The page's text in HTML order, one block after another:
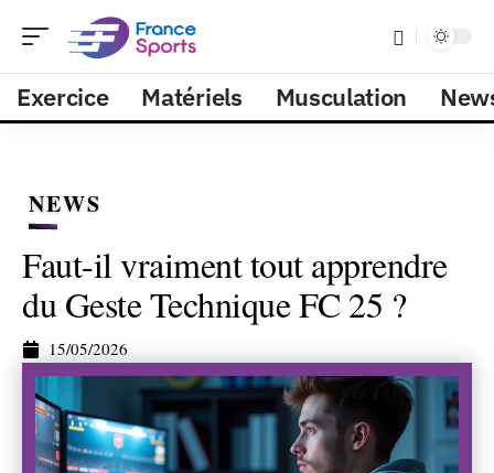
Exercice Matériels Musculation
NEWS
Faut-il vraiment tout apprendre
du Geste Technique FC 25 ?
15/05/2026